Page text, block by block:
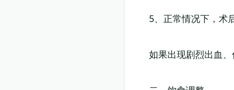
5、正常情况下，术
如果出现剧烈出血、